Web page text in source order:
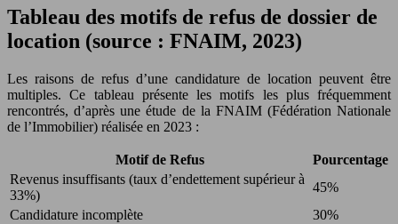
Tableau des motifs de refus de dossier de
location (source : FNAIM, 2023)
Les raisons de refus d’une candidature de location peuvent être
multiples. Ce tableau présente les motifs les plus fréquemment
rencontrés, d’après une étude de la FNAIM (Fédération Nationale
de l’Immobilier) réalisée en 2023 :
Motif de Refus
Pourcentage
Revenus insuffisants (taux d’endettement supérieur à
33%)
45%
Candidature incomplète
30%